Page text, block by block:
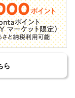
ら